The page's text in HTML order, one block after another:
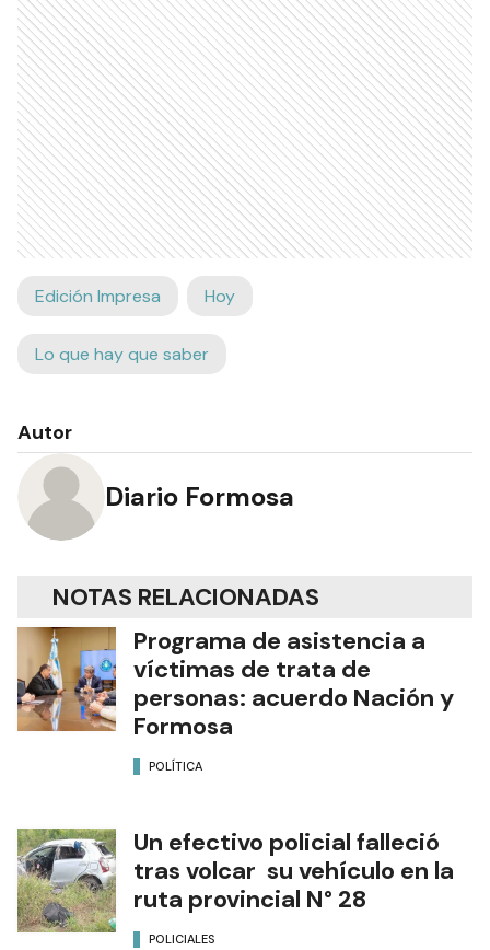
Edición Impresa Hoy
Lo que hay que saber
Autor
Diario Formosa
NOTAS RELACIONADAS
Programa de asistencia a
víctimas de trata de
personas: acuerdo Nación y
Formosa
POLÍTICA
Un efectivo policial falleció
tras volcar su vehículo en la
ruta provincial N° 28
POLICIALES